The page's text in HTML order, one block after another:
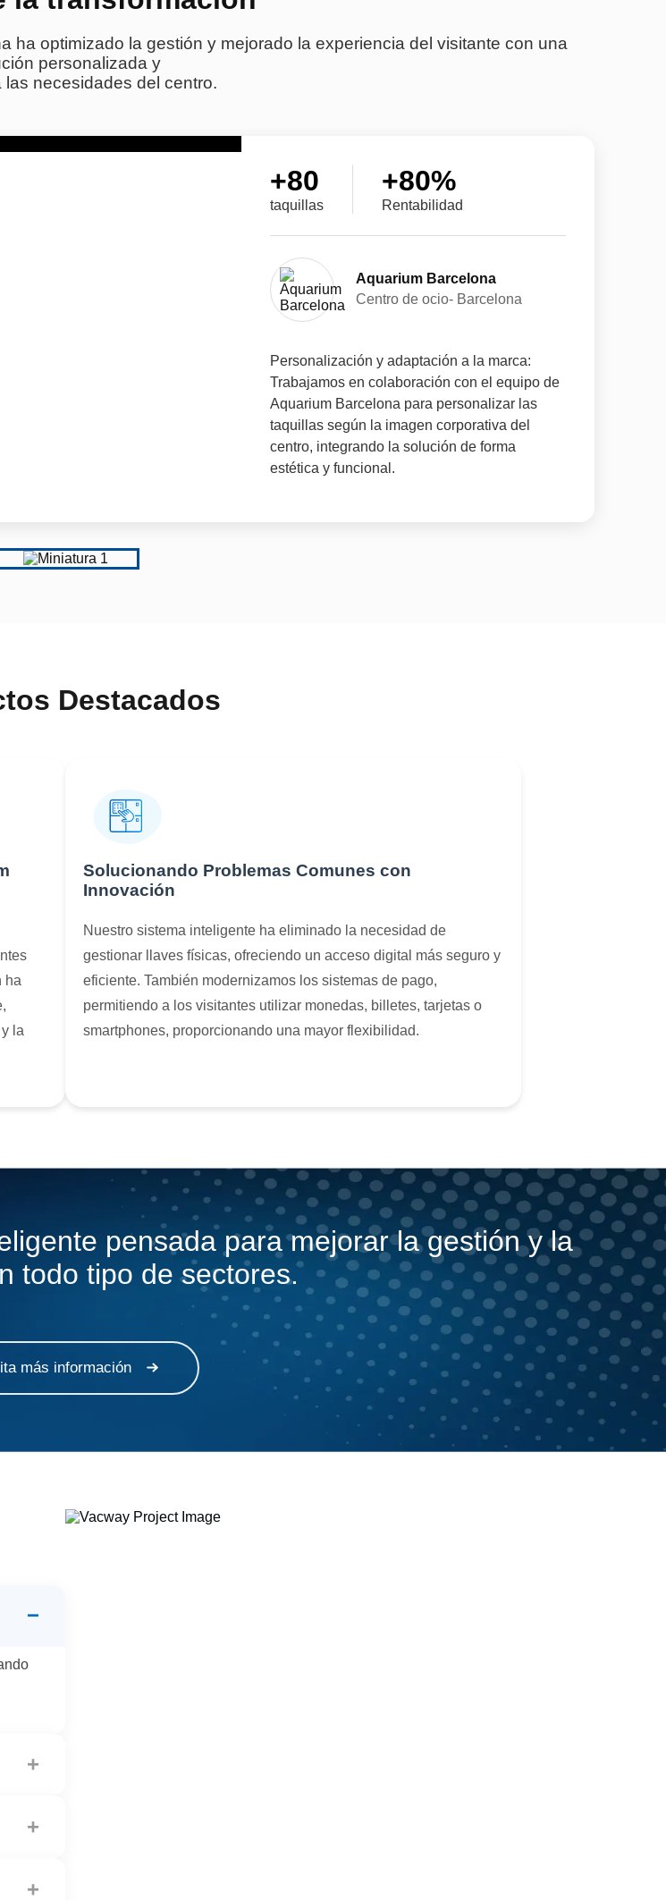
ha optimizado la gestión y mejorado la experiencia del visitante con una
personalizada y
las necesidades del centro.
+80
taquillas
+80%
Rentabilidad
Aquarium Barcelona
Centro de ocio- Barcelona
Personalización y adaptación a la marca:
Trabajamos en colaboración con el equipo de
Aquarium Barcelona para personalizar las
taquillas según la imagen corporativa del
centro, integrando la solución de forma
estética y funcional.
Destacados
ha
la
Solucionando Problemas Comunes con
Innovación
Nuestro sistema inteligente ha eliminado la necesidad de
gestionar llaves físicas, ofreciendo un acceso digital más seguro y
eficiente. También modernizamos los sistemas de pago,
permitiendo a los visitantes utilizar monedas, billetes, tarjetas o
smartphones, proporcionando una mayor flexibilidad.
pensada para mejorar la gestión y la
todo tipo de sectores.
más información
−
+
+
+